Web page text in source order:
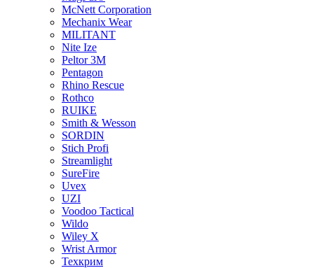
McNett Corporation
Mechanix Wear
MILITANT
Nite Ize
Peltor 3M
Pentagon
Rhino Rescue
Rothco
RUIKE
Smith & Wesson
SORDIN
Stich Profi
Streamlight
SureFire
Uvex
UZI
Voodoo Tactical
Wildo
Wiley X
Wrist Armor
Техкрим